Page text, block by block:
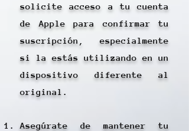
solicite acceso a tu cuenta
de Apple para confirmar tu
suscripción, especialmente
si la estás utilizando en un
dispositivo diferente al
original.
Asegúrate de mantener tu